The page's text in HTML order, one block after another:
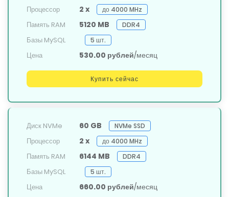
Процессор 2 x до 4000 MHz
Память RAM 5120 MB DDR4
Базы MySQL 5 шт.
Цена 530.00 рублей/месяц
Купить сейчас
Диск NVMe 60 GB NVMe SSD
Процессор 2 x до 4000 MHz
Память RAM 6144 MB DDR4
Базы MySQL 5 шт.
Цена 660.00 рублей/месяц